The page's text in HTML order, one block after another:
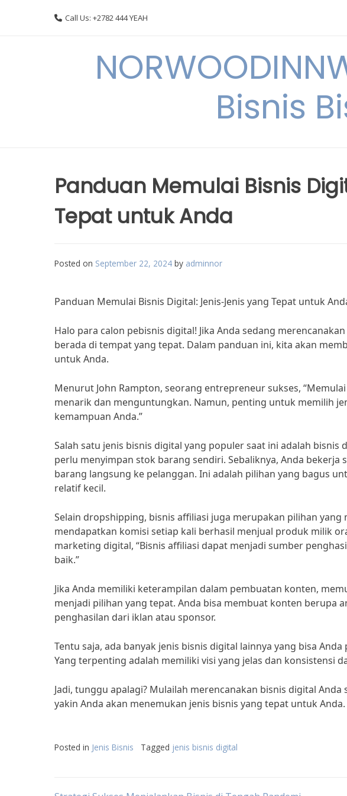
Call Us: +2782 444 YEAH
Bisnis
Panduan Memulai Bisnis
Tepat untuk Anda
Posted on September 22, 2024 by adminnor
Panduan Memulai Bisnis Digital: Jenis-Jenis yang Tepat untuk
Halo para calon pebisnis digital! Jika Anda sedang
berada di tempat yang tepat. Dalam panduan ini, kita akan
untuk Anda.
Menurut John Rampton, seorang entrepreneur sukses,
menarik dan menguntungkan. Namun, penting untuk memilih
kemampuan Anda.”
Salah satu jenis bisnis digital yang populer saat ini adalah bisnis
perlu menyimpan stok barang sendiri. Sebaliknya, Anda
barang langsung ke pelanggan. Ini adalah pilihan yang bagus
relatif kecil.
Selain dropshipping, bisnis affiliasi juga merupakan pilihan yang
mendapatkan komisi setiap kali berhasil menjual produk milik
marketing digital, “Bisnis affiliasi dapat menjadi sumber
baik.”
Jika Anda memiliki keterampilan dalam pembuatan konten,
menjadi pilihan yang tepat. Anda bisa membuat konten berupa
penghasilan dari iklan atau sponsor.
Tentu saja, ada banyak jenis bisnis digital lainnya yang bisa
Yang terpenting adalah memiliki visi yang jelas dan konsistensi
Jadi, tunggu apalagi? Mulailah merencanakan bisnis digital
yakin Anda akan menemukan jenis bisnis yang tepat untuk Anda.
Posted in Jenis Bisnis Tagged jenis bisnis digital